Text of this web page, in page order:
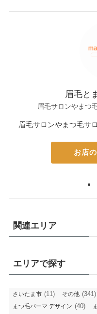
眉毛と
眉毛サロンやまつ
眉毛サロンやまつ毛サ
お店
関連エリア
エリアで探す
さいたま市 (11) その他 (341)
まつ毛パーマ デザイン (40)